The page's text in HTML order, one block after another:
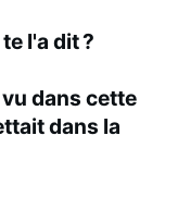
l'a dit ?
vu dans cette
dans la